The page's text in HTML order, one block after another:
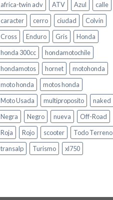
africa-twin adv
ATV Azul
calle
caracter
cerro ciudad
Colvin
Cross
Enduro Gris
Honda
honda 300cc
hondamotochile
hondamotos
hornet
motohonda
moto honda
motos honda
Moto Usada
multiproposito
naked
Negra
Negro nueva
Off-Road
Roja
Rojo scooter
Todo Terreno
transalp
Turismo xl750